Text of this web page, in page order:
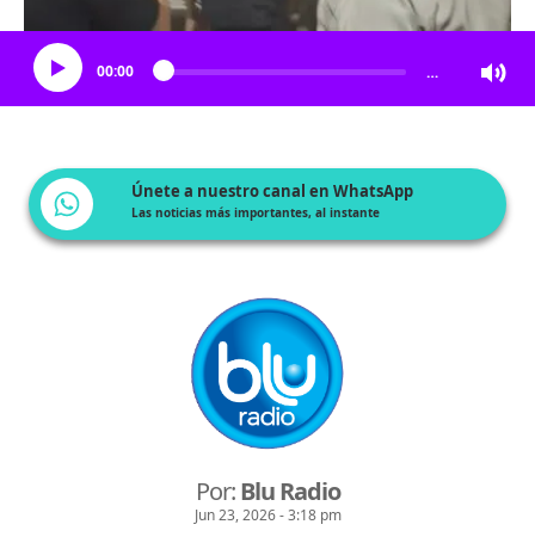
Escucha el artículo
00:00 …
Únete a nuestro canal en WhatsApp
Las noticias más importantes, al instante
Por:Blu Radio
Jun 23, 2026 - 3:18 pm